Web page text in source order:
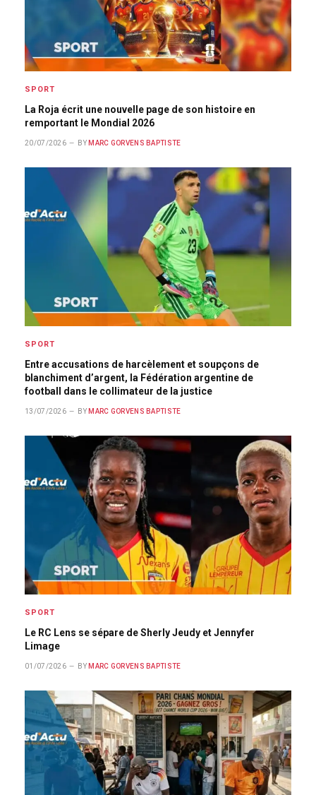
SPORT
La Roja écrit une nouvelle page de son histoire en
remportant le Mondial 2026
20/07/2026 BY MARC GORVENS BAPTISTE
SPORT
Entre accusations de harcèlement et soupçons de
blanchiment d’argent, la Fédération argentine de
football dans le collimateur de la justice
13/07/2026 BY MARC GORVENS BAPTISTE
SPORT
Le RC Lens se sépare de Sherly Jeudy et Jennyfer
Limage
01/07/2026 BY MARC GORVENS BAPTISTE